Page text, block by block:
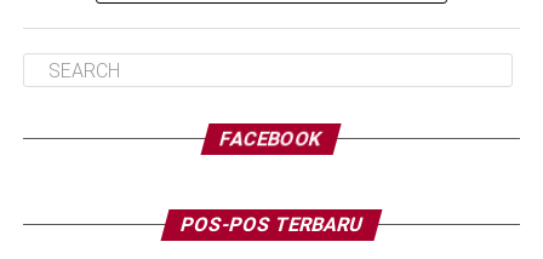
FACEBOOK
POS-POS TERBARU